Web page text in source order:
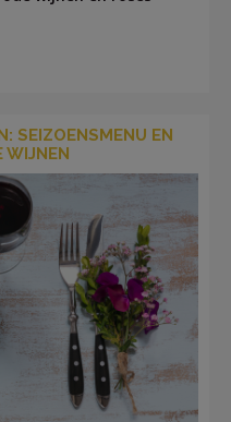
SEIZOENSMENU EN
WIJNEN